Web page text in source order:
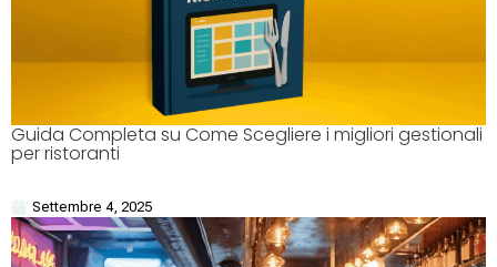
Guida Completa su Come Scegliere i migliori gestionali
per ristoranti
Settembre 4, 2025